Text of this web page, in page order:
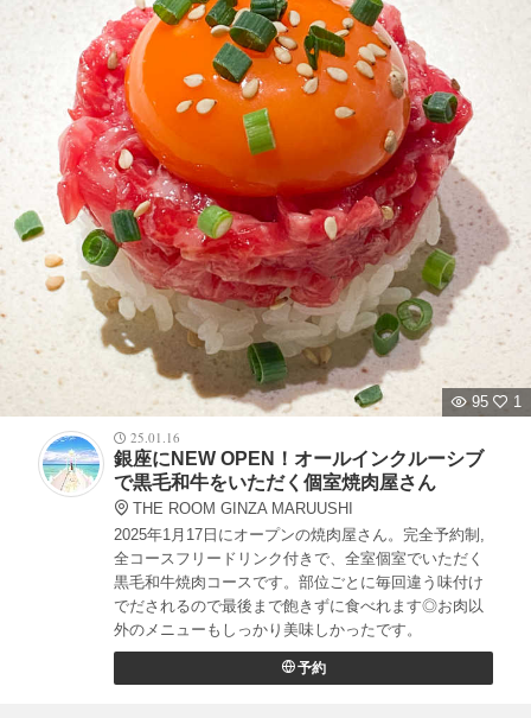
95
1
25.01.16
銀座にNEW OPEN！オールインクルーシブ
で黒毛和牛をいただく個室焼肉屋さん
THE ROOM GINZA MARUUSHI
2025年1月17日にオープンの焼肉屋さん。完全予約制,
全コースフリードリンク付きで、全室個室でいただく
黒毛和牛焼肉コースです。部位ごとに毎回違う味付け
でだされるので最後まで飽きずに食べれます◎お肉以
外のメニューもしっかり美味しかったです。
予約